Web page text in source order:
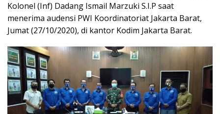
Kolonel (Inf) Dadang Ismail Marzuki S.I.P saat
menerima audensi PWI Koordinatoriat Jakarta Barat,
Jumat (27/10/2020), di kantor Kodim Jakarta Barat.